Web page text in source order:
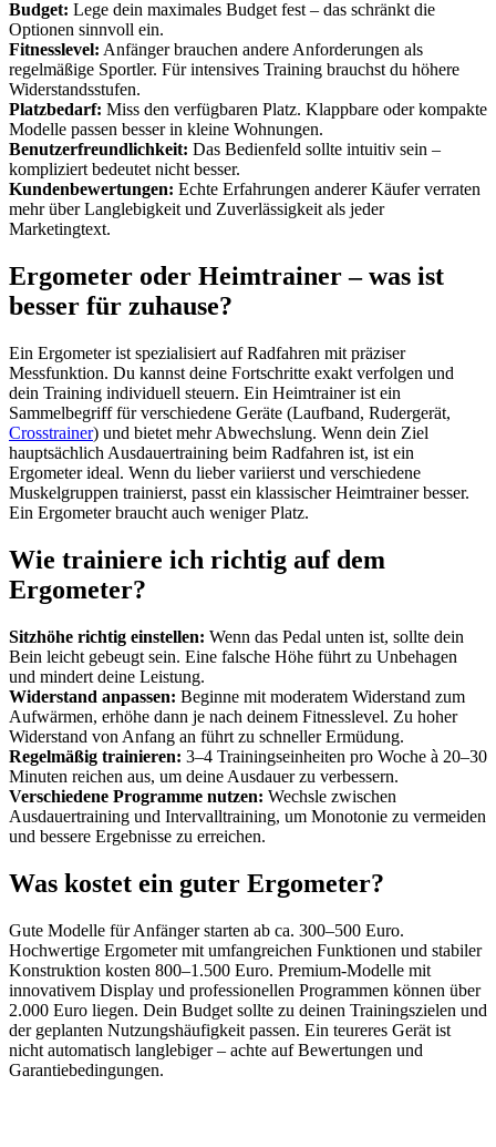
Budget: Lege dein maximales Budget fest – das schränkt die
Optionen sinnvoll ein.
Fitnesslevel: Anfänger brauchen andere Anforderungen als
regelmäßige Sportler. Für intensives Training brauchst du höhere
Widerstandsstufen.
Platzbedarf: Miss den verfügbaren Platz. Klappbare oder kompakte
Modelle passen besser in kleine Wohnungen.
Benutzerfreundlichkeit: Das Bedienfeld sollte intuitiv sein –
kompliziert bedeutet nicht besser.
Kundenbewertungen: Echte Erfahrungen anderer Käufer verraten
mehr über Langlebigkeit und Zuverlässigkeit als jeder
Marketingtext.
Ergometer oder Heimtrainer – was ist
besser für zuhause?
Ein Ergometer ist spezialisiert auf Radfahren mit präziser
Messfunktion. Du kannst deine Fortschritte exakt verfolgen und
dein Training individuell steuern. Ein Heimtrainer ist ein
Sammelbegriff für verschiedene Geräte (Laufband, Rudergerät,
Crosstrainer) und bietet mehr Abwechslung. Wenn dein Ziel
hauptsächlich Ausdauertraining beim Radfahren ist, ist ein
Ergometer ideal. Wenn du lieber variierst und verschiedene
Muskelgruppen trainierst, passt ein klassischer Heimtrainer besser.
Ein Ergometer braucht auch weniger Platz.
Wie trainiere ich richtig auf dem
Ergometer?
Sitzhöhe richtig einstellen: Wenn das Pedal unten ist, sollte dein
Bein leicht gebeugt sein. Eine falsche Höhe führt zu Unbehagen
und mindert deine Leistung.
Widerstand anpassen: Beginne mit moderatem Widerstand zum
Aufwärmen, erhöhe dann je nach deinem Fitnesslevel. Zu hoher
Widerstand von Anfang an führt zu schneller Ermüdung.
Regelmäßig trainieren: 3–4 Trainingseinheiten pro Woche à 20–30
Minuten reichen aus, um deine Ausdauer zu verbessern.
Verschiedene Programme nutzen: Wechsle zwischen
Ausdauertraining und Intervalltraining, um Monotonie zu vermeiden
und bessere Ergebnisse zu erreichen.
Was kostet ein guter Ergometer?
Gute Modelle für Anfänger starten ab ca. 300–500 Euro.
Hochwertige Ergometer mit umfangreichen Funktionen und stabiler
Konstruktion kosten 800–1.500 Euro. Premium-Modelle mit
innovativem Display und professionellen Programmen können über
2.000 Euro liegen. Dein Budget sollte zu deinen Trainingszielen und
der geplanten Nutzungshäufigkeit passen. Ein teureres Gerät ist
nicht automatisch langlebiger – achte auf Bewertungen und
Garantiebedingungen.